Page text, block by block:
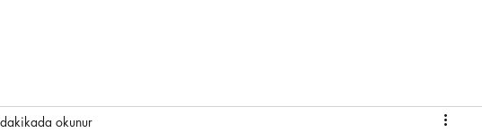
okunur